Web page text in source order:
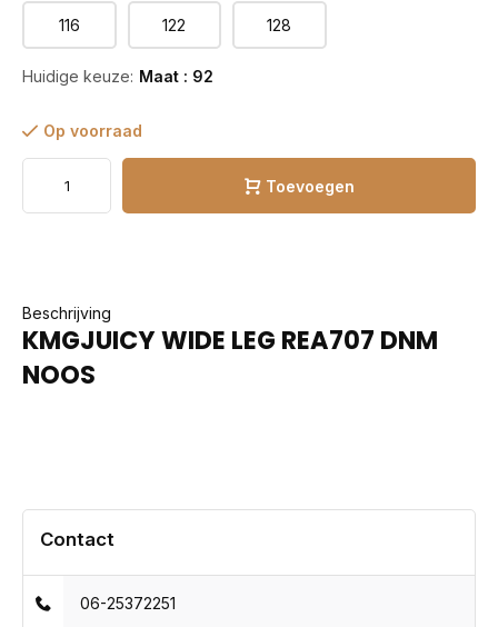
116 122 128
Huidige keuze: Maat : 92
Op voorraad
Toevoegen
Beschrijving
KMGJUICY WIDE LEG REA707 DNM
NOOS
Contact
06-25372251